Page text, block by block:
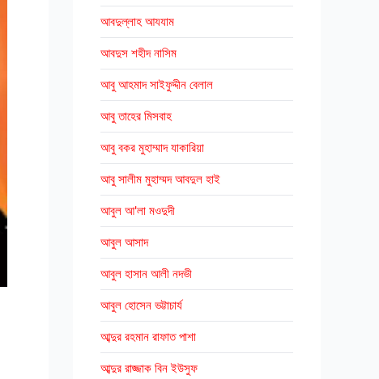
আবদুল্লাহ আযযাম
আবদুস শহীদ নাসিম
আবু আহমাদ সাইফুদ্দীন বেলাল
আবু তাহের মিসবাহ
আবু বকর মুহাম্মাদ যাকারিয়া
আবু সালীম মুহাম্মদ আবদুল হাই
আবুল আ'লা মওদুদী
আবুল আসাদ
আবুল হাসান আলী নদভী
আবুল হোসেন ভট্টাচার্য
আব্দুর রহমান রাফাত পাশা
আব্দুর রাজ্জাক বিন ইউসুফ